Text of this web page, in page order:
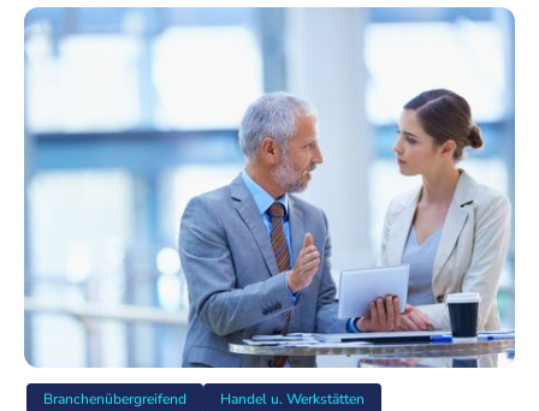
Branchenübergreifend Handel u. Werkstätten